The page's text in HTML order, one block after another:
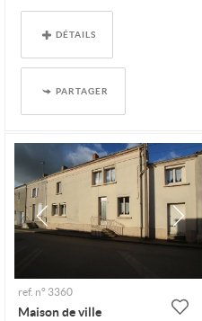
DÉTAILS
PARTAGER
ref. n° 3360
Maison de ville